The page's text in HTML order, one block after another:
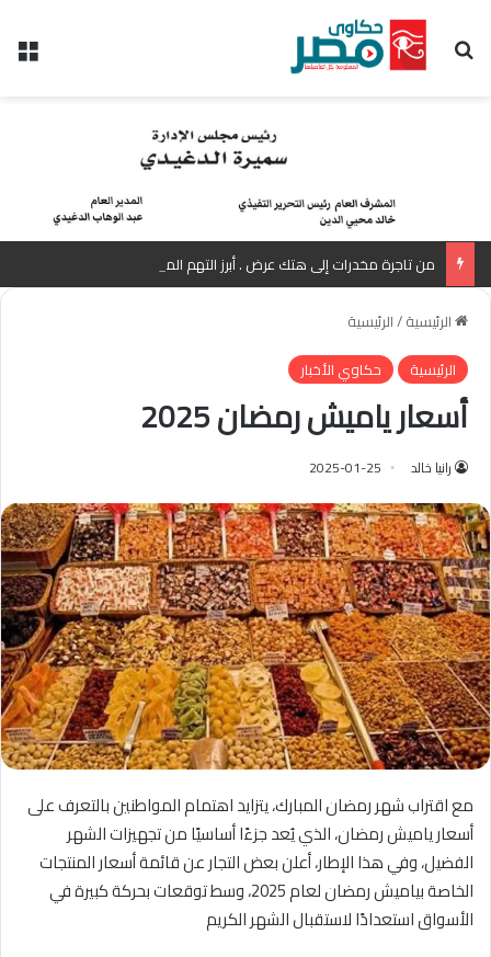
بحث عن
الرئيسية/الرئيسية
الرئيسية
حكاوي الأخبار
أسعار ياميش رمضان 2025
رانيا خالد 2025-01-25
مع اقتراب شهر رمضان المبارك، يتزايد اهتمام المواطنين بالتعرف على
أسعار ياميش رمضان، الذي يُعد جزءًا أساسيًا من تجهيزات الشهر
الفضيل، وفي هذا الإطار، أعلن بعض التجار عن قائمة أسعار المنتجات
الخاصة بياميش رمضان لعام 2025، وسط توقعات بحركة كبيرة في
الأسواق استعدادًا لاستقبال الشهر الكريم